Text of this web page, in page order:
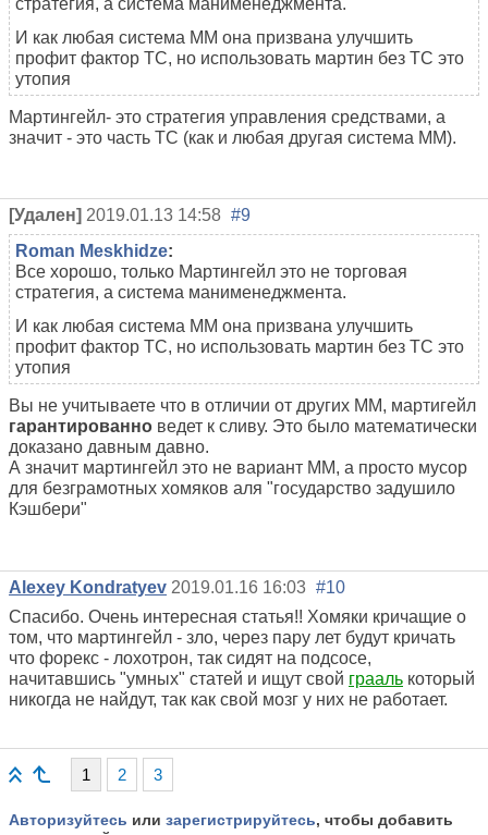
И как любая система ММ она призвана улучшить
профит фактор ТС, но использовать мартин без ТС это
утопия
Мартингейл- это стратегия управления средствами, а
значит - это часть ТС (как и любая другая система ММ).
[Удален] 2019.01.13 14:58 #9
Roman Meskhidze:
Все хорошо, только Мартингейл это не торговая
стратегия, а система манименеджмента.
И как любая система ММ она призвана улучшить
профит фактор ТС, но использовать мартин без ТС это
утопия
Вы не учитываете что в отличии от других ММ, мартигейл
гарантированно ведет к сливу. Это было математически
доказано давным давно.
А значит мартингейл это не вариант ММ, а просто мусор
для безграмотных хомяков аля "государство задушило
Кэшбери"
Alexey Kondratyev 2019.01.16 16:03 #10
Спасибо. Очень интересная статья!! Хомяки кричащие о
том, что мартингейл - зло, через пару лет будут кричать
что форекс - лохотрон, так сидят на подсосе,
начитавшись "умных" статей и ищут свой грааль который
никогда не найдут, так как свой мозг у них не работает.
1 2 3
Авторизуйтесь или зарегистрируйтесь, чтобы добавить